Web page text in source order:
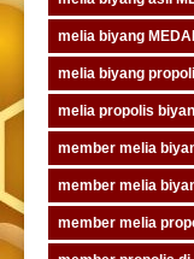
melia biyang
melia biyang
melia propolis
member melia
member melia
member melia